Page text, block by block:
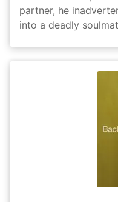
partner, he
into a deadly